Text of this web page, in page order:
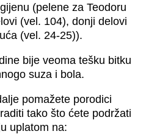
(pelene za Teodoru
(vel. 104), donji delovi
(vel. 24-25)).
bije veoma tešku bitku
suza i bola.
pomažete porodici
tako što ćete podržati
uplatom na: